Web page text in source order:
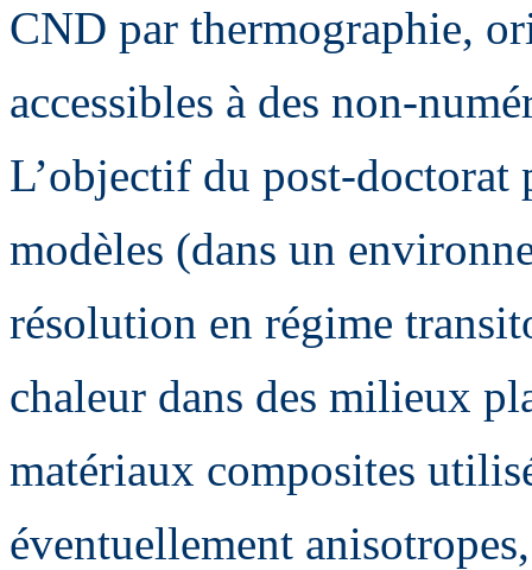
CND par thermographie,
accessibles à des non-
L’objectif du post-doctorat
modèles (dans un
résolution en régime
chaleur dans des milieux
matériaux composites
éventuellement